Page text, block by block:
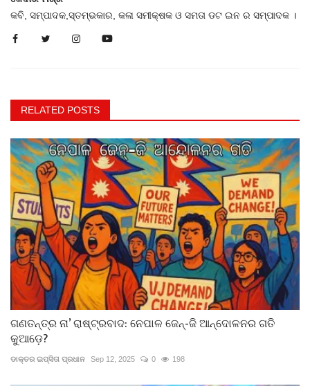
କବି, ସମ୍ପାଦକ,ସ୍ତମ୍ଭକାର, କଳା ସମୀକ୍ଷକ ଓ ସମତା ଡଟ ଇନ ର ସମ୍ପାଦକ ।
RELATED POSTS
ଗଣତନ୍ତ୍ର ନା’ ରାଷ୍ଟ୍ରବାଦ: ନେପାଳ ଜେନ୍-ଜି ଆନ୍ଦୋଳନର ଗତି
କୁଆଡ଼େ?
ଡାକ୍ତର ଇପ୍‌ସିତା ପ୍ରଧାନ Sep 12, 2025 0 198